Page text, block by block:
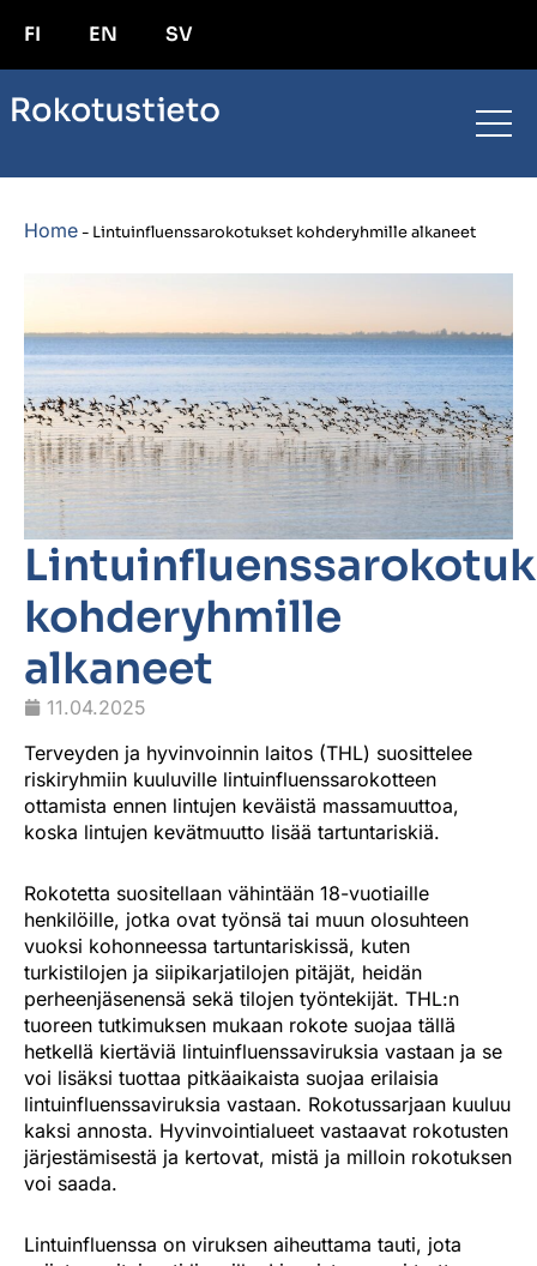
FI EN SV
Home- Lintuinfluenssarokotukset kohderyhmille alkaneet
kohderyhmille
alkaneet
11.04.2025
Terveyden ja hyvinvoinnin laitos (THL) suosittelee
riskiryhmiin kuuluville lintuinfluenssarokotteen
ottamista ennen lintujen keväistä massamuuttoa,
koska lintujen kevätmuutto lisää tartuntariskiä.
Rokotetta suositellaan vähintään 18-vuotiaille
henkilöille, jotka ovat työnsä tai muun olosuhteen
vuoksi kohonneessa tartuntariskissä, kuten
turkistilojen ja siipikarjatilojen pitäjät, heidän
perheenjäsenensä sekä tilojen työntekijät. THL:n
tuoreen tutkimuksen mukaan rokote suojaa tällä
hetkellä kiertäviä lintuinfluenssaviruksia vastaan ja se
voi lisäksi tuottaa pitkäaikaista suojaa erilaisia
lintuinfluenssaviruksia vastaan. Rokotussarjaan kuuluu
kaksi annosta. Hyvinvointialueet vastaavat rokotusten
järjestämisestä ja kertovat, mistä ja milloin rokotuksen
voi saada.
Lintuinfluenssa on viruksen aiheuttama tauti, jota